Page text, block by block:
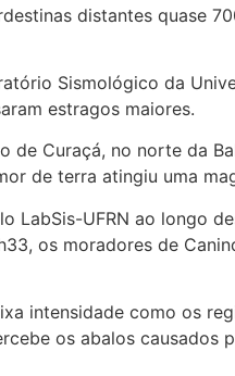
distantes quase
Sismológico da
estragos maiores.
de Curaçá, no norte da
de terra atingiu uma
LabSis-UFRN ao longo
os moradores de
intensidade como os
os abalos